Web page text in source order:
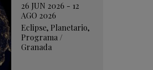
26 JUN 2026 - 12
AGO 2026
Eclipse, Planetario,
Programa /
Granada